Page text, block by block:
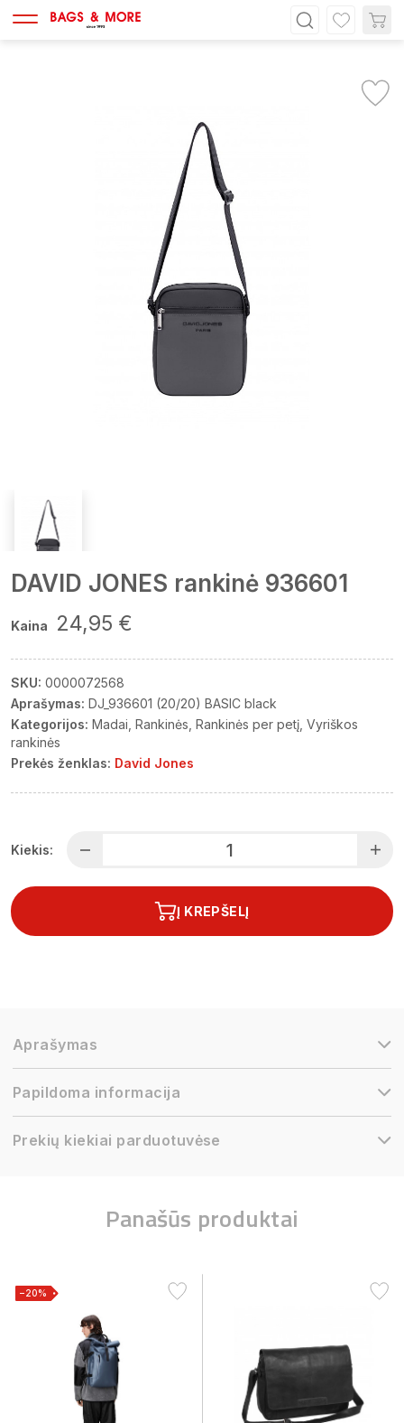
DAVID JONES rankinė 936601
Kaina 24,95 €
SKU: 0000072568
Aprašymas: DJ_936601 (20/20) BASIC black
Kategorijos: Madai Rankinės Rankinės per petį Vyriškos
rankinės
Prekės ženklas: David Jones
Kiekis:
Į KREPŠELĮ
Aprašymas
Papildoma informacija
Prekių kiekiai parduotuvėse
Panašūs produktai
−20%